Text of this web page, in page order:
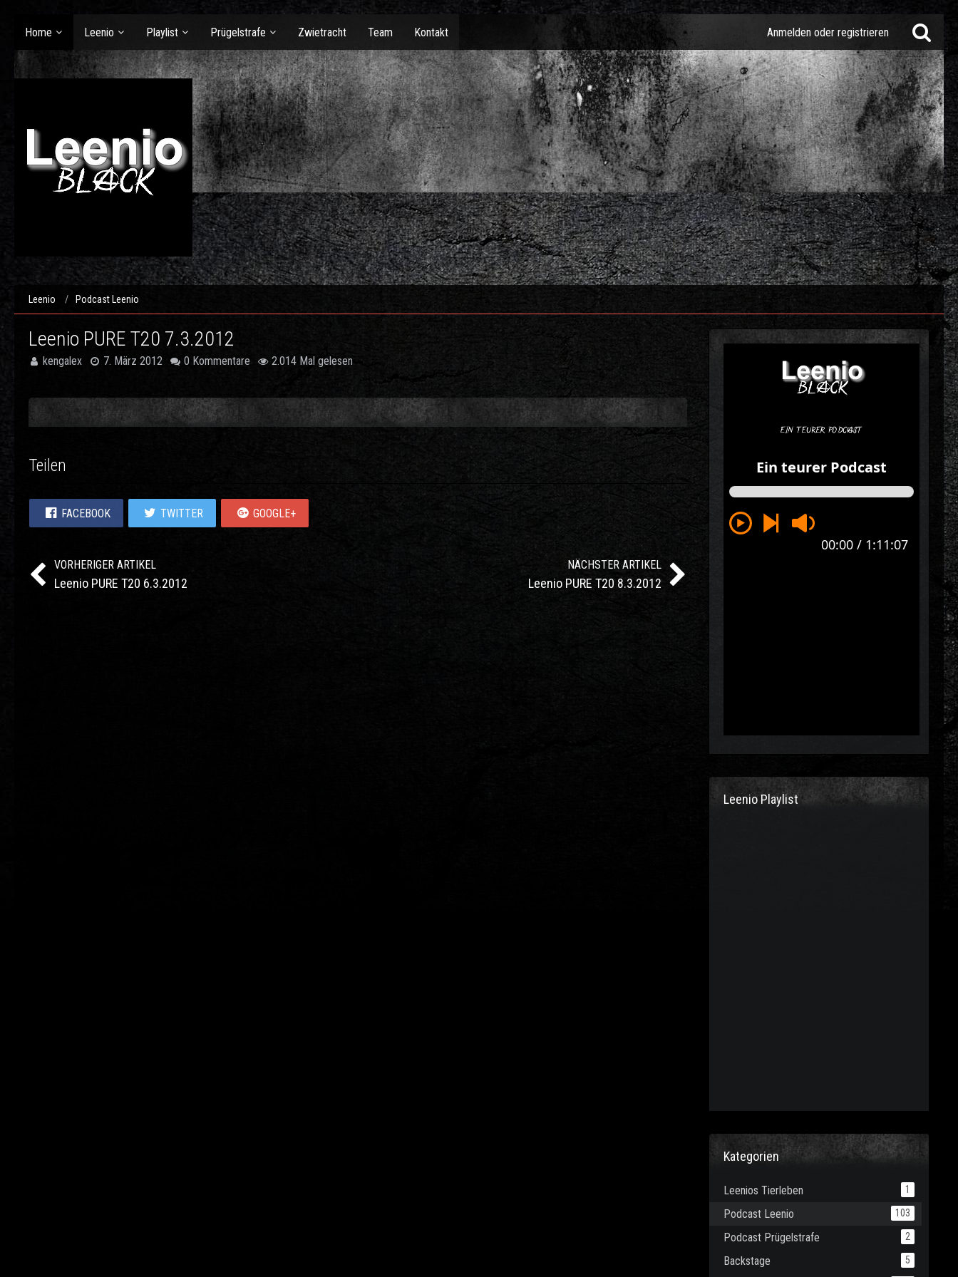
Home Leenio Playlist Prügelstrafe Zwietracht Team Kontakt Anmelden oder registrieren
Leenio Podcast Leenio
Leenio PURE T20 7.3.2012
kengalex 7. März 2012 0 Kommentare 2.014 Mal gelesen
Teilen
FACEBOOK TWITTER GOOGLE+
VORHERIGER ARTIKEL
Leenio PURE T20 6.3.2012
NÄCHSTER ARTIKEL
Leenio PURE T20 8.3.2012
Leenio Playlist
Kategorien
Leenios Tierleben 1
Podcast Leenio 103
Podcast Prügelstrafe 2
Backstage 5